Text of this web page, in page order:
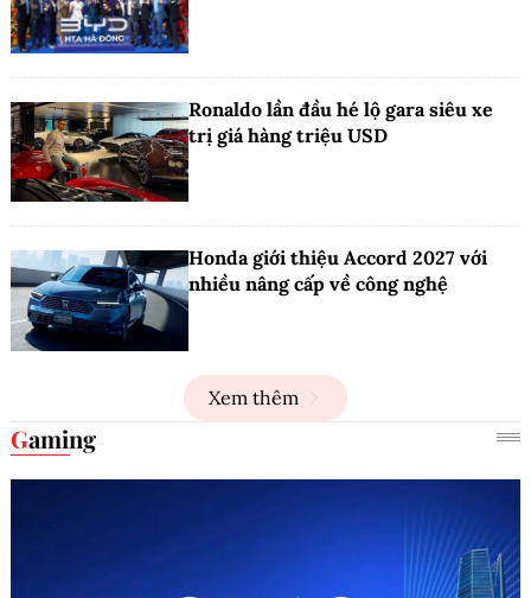
Ronaldo lần đầu hé lộ gara siêu xe
trị giá hàng triệu USD
Honda giới thiệu Accord 2027 với
nhiều nâng cấp về công nghệ
Xem thêm
Gaming